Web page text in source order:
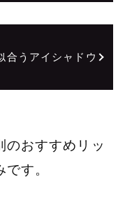
合うアイシャドウ
のおすすめリッ
す。